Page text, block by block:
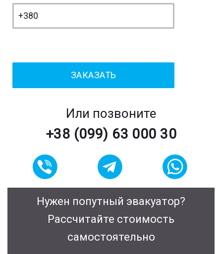
Или позвоните
+38 (099) 63 000 30
Нужен попутный эвакуатор?
Рассчитайте стоимость
самостоятельно